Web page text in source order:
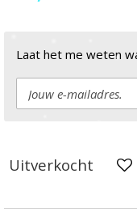
Laat het me weten
Uitverkocht